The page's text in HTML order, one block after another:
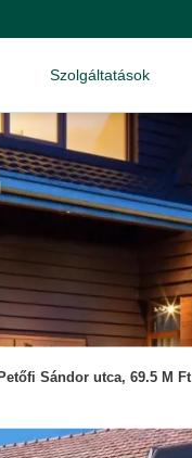
Szolgáltatások
Sándor utca, 69.5 M Ft